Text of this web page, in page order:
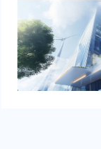
为引领，加力推
赋能我市制造业
进新型工业化新
工业和信息化产
工厂（车间）项
莞市工业和信息